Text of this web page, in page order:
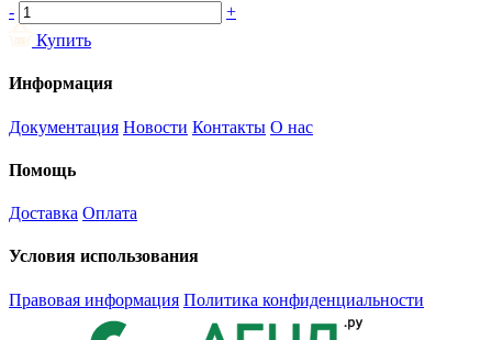
-
+
Купить
Информация
Документация Новости Контакты О нас
Помощь
Доставка Оплата
Условия использования
Правовая информация Политика конфиденциальности